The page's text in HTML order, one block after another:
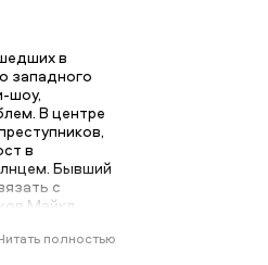
в
западного
шоу,
В центре
в
Бывший
с
Майкл
Треворполностью